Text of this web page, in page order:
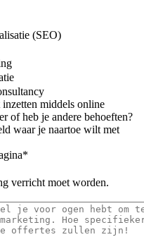
(SEO)
middels online
of heb je andere behoeften?
waar je naartoe wilt met
*
verricht moet worden.